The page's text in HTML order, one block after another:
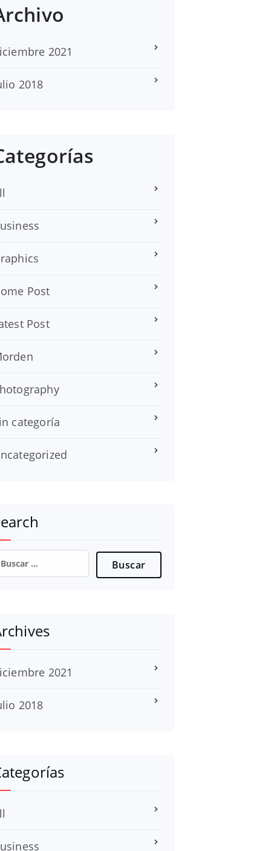
2021
2018
Post
Post
categoría
2021
2018